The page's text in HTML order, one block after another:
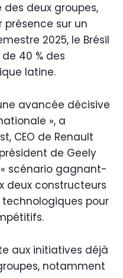
des deux groupes,
présence sur un
2025, le Brésil
40 % des
latine.
avancée décisive
», a
CEO de Renault
de Geely
scénario gagnant-
deux constructeurs
pour
aux initiatives déjà
notamment